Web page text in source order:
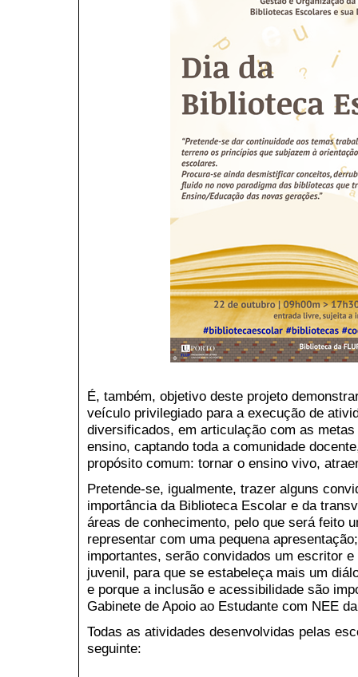
É, também, objetivo deste projeto
veículo privilegiado para a execução de
diversificados, em articulação com as
ensino, captando toda a comunidade
propósito comum: tornar o ensino vivo,
Pretende-se, igualmente, trazer alguns
importância da Biblioteca Escolar e da
áreas de conhecimento, pelo que será feito
representar com uma pequena
importantes, serão convidados um escritor
juvenil, para que se estabeleça mais um
e porque a inclusão e acessibilidade são
Gabinete de Apoio ao Estudante com NEE
Todas as atividades desenvolvidas pelas
seguinte: